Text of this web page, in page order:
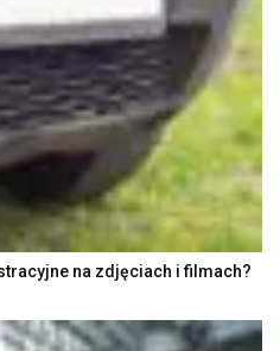
na zdjęciach i filmach?